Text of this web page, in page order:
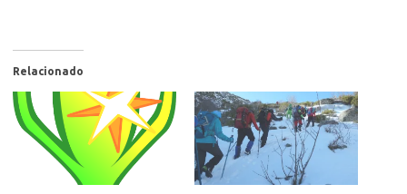
Relacionado